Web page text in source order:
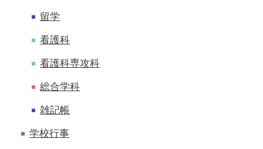
留学
看護科
看護科専攻科
総合学科
雑記帳
学校行事